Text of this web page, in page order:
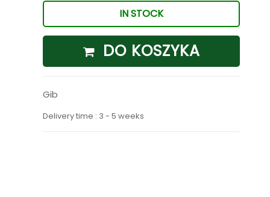
IN STOCK
DO KOSZYKA
Gib
Delivery time : 3 - 5 weeks